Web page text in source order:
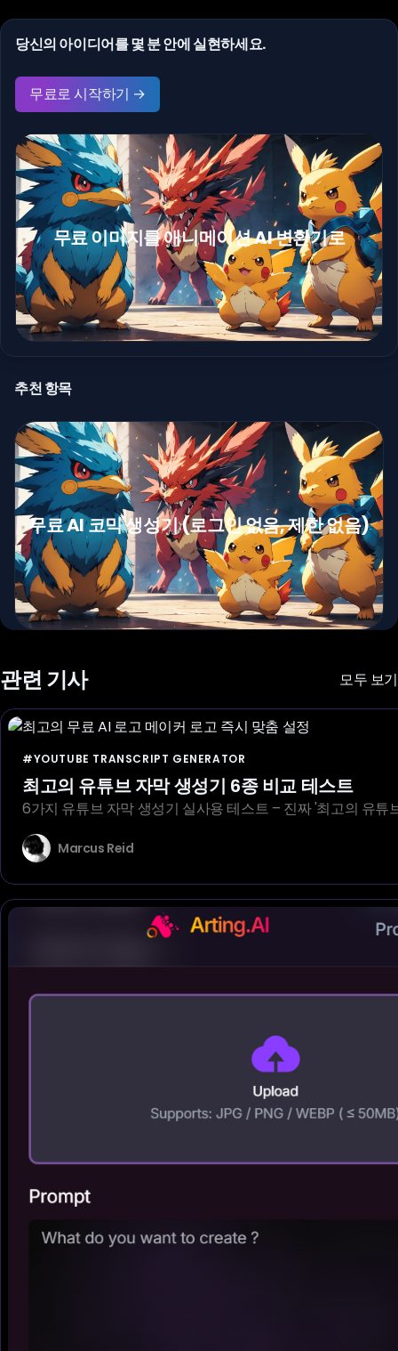
당신의 아이디어를 몇 분 안에 실현하세요.
무료로 시작하기 →
무료 이미지를 애니메이션 AI 변환기로
추천 항목
무료 AI 코믹 생성기 (로그인 없음, 제한 없음)
관련 기사 모두 보기
#YOUTUBE TRANSCRIPT GENERATOR
최고의 유튜브 자막 생성기 6종 비교 테스트
6가지 유튜브 자막 생성기 실사용 테스트 – 진짜 '최고의 유튜
Marcus Reid